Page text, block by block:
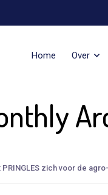
Home Over
PRINGLES zich voor de